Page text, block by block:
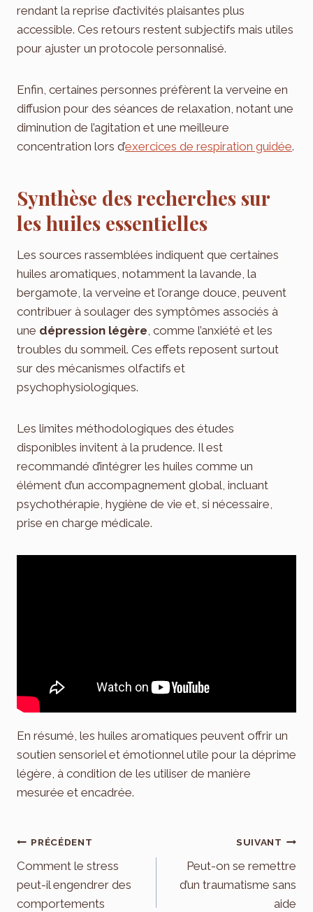
rendant la reprise d’activités plaisantes plus
accessible. Ces retours restent subjectifs mais utiles
pour ajuster un protocole personnalisé.
Enfin, certaines personnes préfèrent la verveine en
diffusion pour des séances de relaxation, notant une
diminution de l’agitation et une meilleure
concentration lors d’exercices de respiration guidée.
Synthèse des recherches sur
les huiles essentielles
Les sources rassemblées indiquent que certaines
huiles aromatiques, notamment la lavande, la
bergamote, la verveine et l’orange douce, peuvent
contribuer à soulager des symptômes associés à
une dépression légère, comme l’anxiété et les
troubles du sommeil. Ces effets reposent surtout
sur des mécanismes olfactifs et
psychophysiologiques.
Les limites méthodologiques des études
disponibles invitent à la prudence. Il est
recommandé d’intégrer les huiles comme un
élément d’un accompagnement global, incluant
psychothérapie, hygiène de vie et, si nécessaire,
prise en charge médicale.
En résumé, les huiles aromatiques peuvent offrir un
soutien sensoriel et émotionnel utile pour la déprime
légère, à condition de les utiliser de manière
mesurée et encadrée.
Navigation
de
l’article
PRÉCÉDENT
Comment le stress
peut-il engendrer des
comportements
SUIVANT
Peut-on se remettre
d’un traumatisme sans
aide